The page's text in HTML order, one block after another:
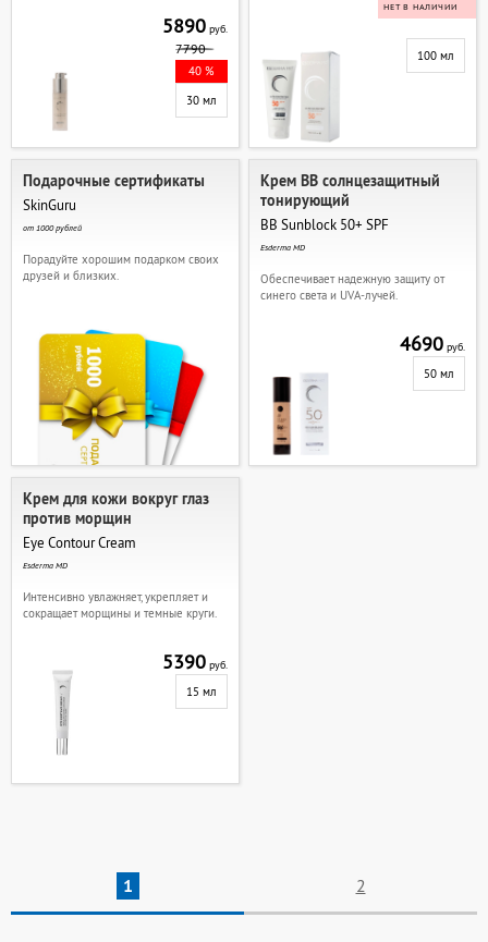
5890руб.
7790
40 %
30 мл
НЕТ В НАЛИЧИИ
100 мл
Подарочные сертификаты
SkinGuru
от 1000 рублей
Порадуйте хорошим подарком своих
друзей и близких.
Крем ВВ солнцезащитный
тонирующий
BB Sunblock 50+ SPF
Esderma MD
Обеспечивает надежную защиту от
синего света и UVA-лучей.
4690руб.
50 мл
Крем для кожи вокруг глаз
против морщин
Eye Contour Cream
Esderma MD
Интенсивно увлажняет, укрепляет и
сокращает морщины и темные круги.
5390руб.
15 мл
1 2